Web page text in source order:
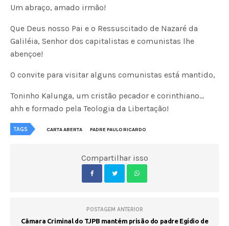
Um abraço, amado irmão!
Que Deus nosso Pai e o Ressuscitado de Nazaré da
Galiléia, Senhor dos capitalistas e comunistas lhe
abençoe!
O convite para visitar alguns comunistas está mantido,
Toninho Kalunga, um cristão pecador e corinthiano…
ahh e formado pela Teologia da Libertação!
TAGS CARTA ABERTA PADRE PAULO RICARDO
Compartilhar isso
POSTAGEM ANTERIOR
Câmara Criminal do TJPB mantém prisão do padre Egídio de